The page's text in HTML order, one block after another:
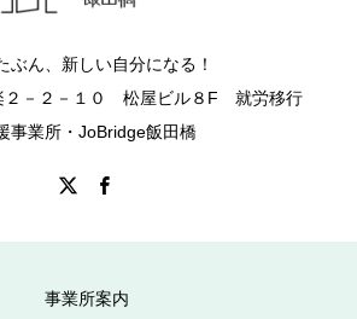
ぶん、新しい自分になる！
２－２－１０ 松屋ビル８F 就労移行
事業所・JoBridge飯田橋
事業所案内